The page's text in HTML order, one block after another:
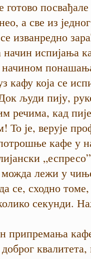
а све из
изванредно
начин испијања
начином
која се
људи пију,
речима, кад
То је, верује
кафе у
лежи у
се, сходно
секунди.
припремања
квалитета,